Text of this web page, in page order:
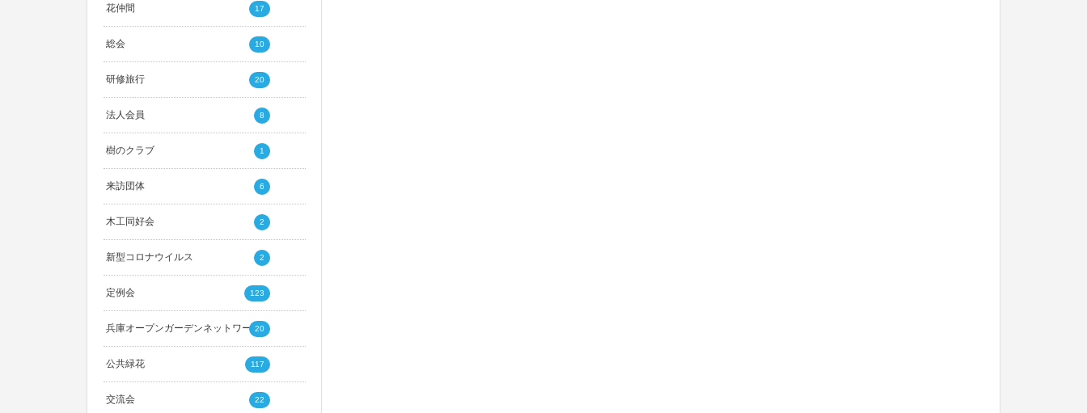
花仲間 17
総会 10
研修旅行 20
法人会員 8
樹のクラブ 1
来訪団体 6
木工同好会 2
新型コロナウイルス 2
定例会 123
兵庫オープンガーデンネットワーク20
公共緑花 117
交流会 22